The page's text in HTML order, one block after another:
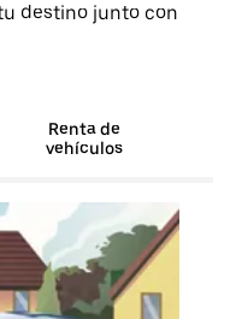
destino junto con
Renta de
vehículos